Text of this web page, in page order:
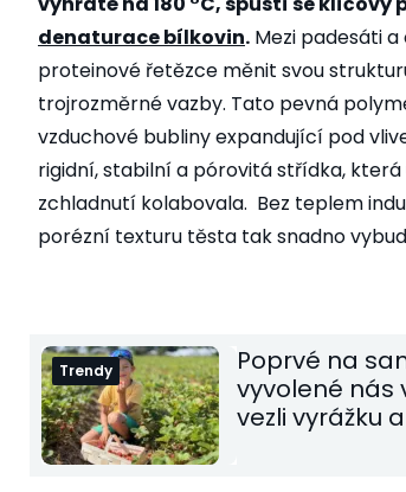
denaturace bílkovin. Mezi padesáti
proteinové řetězce měnit svou
trojrozměrné vazby. Tato pevná
vzduchové bubliny expandující pod
rigidní, stabilní a pórovitá střídka,
zchladnutí kolabovala. Bez teplem
porézní texturu těsta tak snadno
Trendy
Poprvé na
vyvolené nás
vezli vyrážku